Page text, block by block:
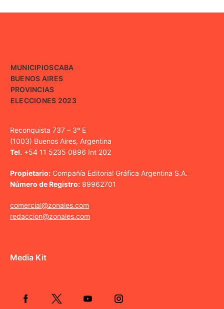
MUNICIPIOSCABA
BUENOS AIRES
PROVINCIAS
ELECCIONES 2023
Reconquista 737 – 3º E
(1003) Buenos Aires, Argentina
Tel. +54 11 5235 0896 Int 202
Propietario: Compañía Editorial Gráfica Argentina S.A.
Número de Registro: 89962701
comercial@zonales.com
redaccion@zonales.com
Media Kit